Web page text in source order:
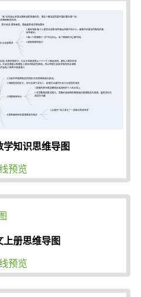
学知识思维导图
预览
上册思维导图
预览